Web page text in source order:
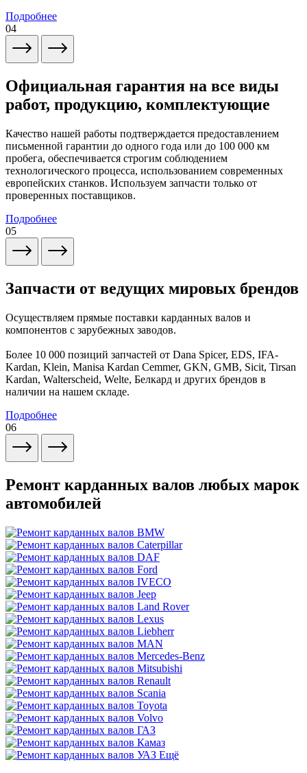
Подробнее
04
Официальная гарантия на все виды
работ, продукцию, комплектующие
Качество нашей работы подтверждается предоставлением
письменной гарантии до одного года или до 100 000 км
пробега, обеспечивается строгим соблюдением
технологического процесса, использованием современных
европейских станков. Используем запчасти только от
проверенных поставщиков.
Подробнее
05
Запчасти от ведущих мировых брендов
Осуществляем прямые поставки карданных валов и
компонентов с зарубежных заводов.
Более 10 000 позиций запчастей от Dana Spicer, EDS, IFA-
Kardan, Klein, Manisa Kardan Cemmer, GKN, GMB, Sicit, Tirsan
Kardan, Walterscheid, Welte, Белкард и других брендов в
наличии на нашем складе.
Подробнее
06
Ремонт карданных валов любых марок
автомобилей
Ещё